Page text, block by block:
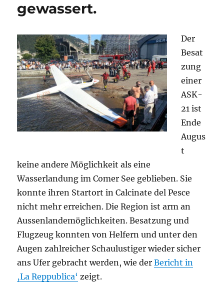
gewassert.
Der
Besat
zung
einer
ASK-
21 ist
Ende
Augus
t
keine andere Möglichkeit als eine
Wasserlandung im Comer See geblieben. Sie
konnte ihren Startort in Calcinate del Pesce
nicht mehr erreichen. Die Region ist arm an
Aussenlandemöglichkeiten. Besatzung und
Flugzeug konnten von Helfern und unter den
Augen zahlreicher Schaulustiger wieder sicher
ans Ufer gebracht werden, wie derBericht in
‚La Reppublica‘ zeigt.